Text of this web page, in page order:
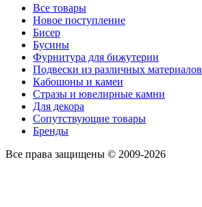
Все товары
Новое поступление
Бисер
Бусины
Фурнитура для бижутерии
Подвески из различных материалов
Кабошоны и камеи
Стразы и ювелирные камни
Для декора
Сопутствующие товары
Бренды
Все права защищены © 2009-2026